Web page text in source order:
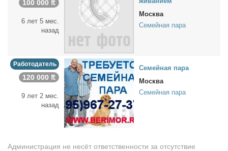
100 000 ₶
6 лет 5 мес.
назад
Москва
Семейная пара
Работодатель
120 000 ₶
9 лет 2 мес.
назад
Се­мей­ная па­ра
Москва
Семейная пара
Администрация не несёт ответственности за отсутствие